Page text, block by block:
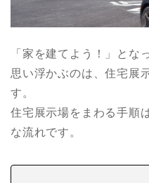
「家を建てよう！」とな
思い浮かぶのは、住宅展
す。
住宅展示場をまわる手順
な流れです。